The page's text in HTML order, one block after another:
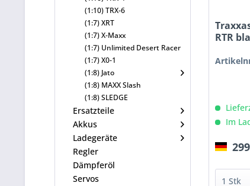
(1:10) TRX-6
(1:7) XRT
(1:7) X-Maxx
(1:7) Unlimited Desert Racer
(1:7) X0-1
(1:8) Jato
(1:8) MAXX Slash
(1:8) SLEDGE
Ersatzteile
Akkus
Ladegeräte
Regler
Dämpferöl
Servos
RTR
Im